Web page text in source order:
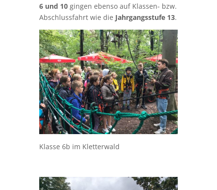
6 und 10gingen ebenso auf Klassen- bzw.
Abschlussfahrt wie die Jahrgangsstufe 13.
Klasse 6b im Kletterwald